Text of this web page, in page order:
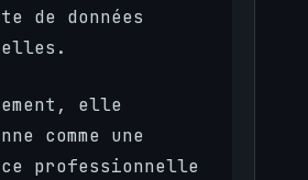
de données
elle
comme une
professionnelle